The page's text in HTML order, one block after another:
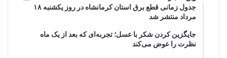
جدول زمانی قطع برق استان کرمانشاه در روز یکشنبه ۱۸
مرداد منتشر شد
جایگزین کردن شکر با عسل؛ تجربه‌ای که بعد از یک ماه
نظرت را عوض می‌کند